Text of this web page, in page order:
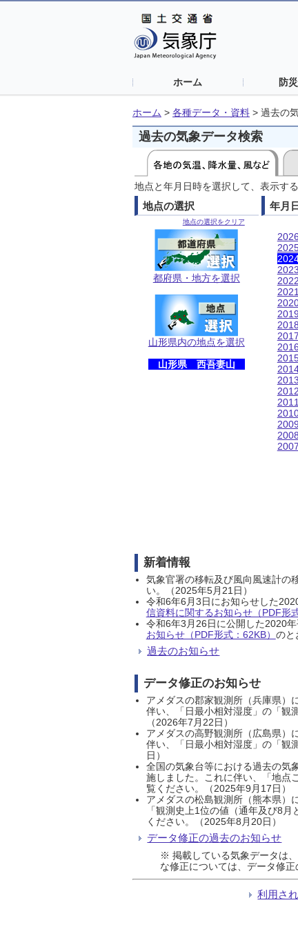
ホーム 防
ホーム > 各種データ・資料 > 過去の
過去の気象データ検索
地点と年月日時を選択して、表示す
地点の選択
地点の選択をクリア
都府県・地方を選択
山形県内の地点を選択
山形県 西吾妻山
年月
新着情報
気象官署の移転及び風向風速計の
い。（2025年5月21日）
令和6年6月3日にお知らせした
信資料に関するお知らせ（PDF形
令和6年3月26日に公開した2020
お知らせ（PDF形式：62KB） のと
過去のお知らせ
データ修正のお知らせ
アメダスの郡家観測所（兵庫県）
伴い、「日最小相対湿度」の「観
（2026年7月22日）
アメダスの高野観測所（広島県）
伴い、「日最小相対湿度」の「観
日）
全国の気象台等における過去の気
施しました。これに伴い、「地点
覧ください。（2025年9月17日）
アメダスの松島観測所（熊本県）
「観測史上1位の値（通年及び8
ください。（2025年8月20日）
データ修正の過去のお知らせ
※ 掲載している気象データは
な修正については、データ修正
利用さ